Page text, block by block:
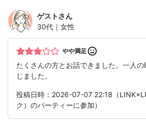
ゲストさん
30代｜女性
やや満足
たくさんの方とお話できました。一人
じました。
投稿日時：2026-07-07 22:18（
ク）のパーティーに参加）